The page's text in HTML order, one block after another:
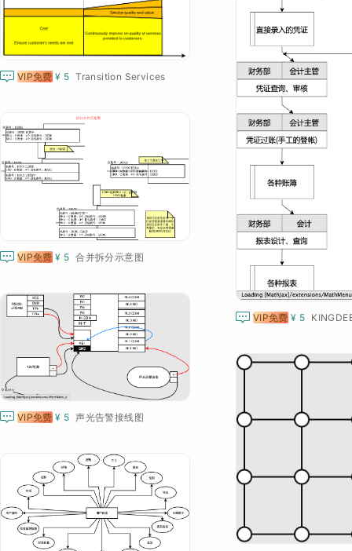
 VIP免费 ¥ 5 Transition Services
 VIP免费 ¥ 5
 VIP免费 ¥ 5 合并拆分示意图
 VIP免费 ¥ 5 声光告警接线图